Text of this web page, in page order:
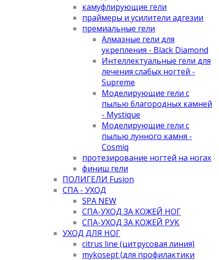
камуфлирующие гели
праймеры и усилители адгезии
премиальные гели
Алмазные гели для
укрепления - Black Diamond
Интеллектуальные гели для
лечения слабых ногтей -
Supreme
Моделирующие гели с
пылью благородных камней
- Mystique
Моделирующие гели с
пылью лунного камня -
Cosmiq
протезирование ногтей на ногах
финиш гели
ПОЛИГЕЛИ Fusion
СПА - УХОД
SPA NEW
СПА-УХОД ЗА КОЖЕЙ НОГ
СПА-УХОД ЗА КОЖЕЙ РУК
УХОД ДЛЯ НОГ
citrus line (цитрусовая линия)
mykosept (для профилактики